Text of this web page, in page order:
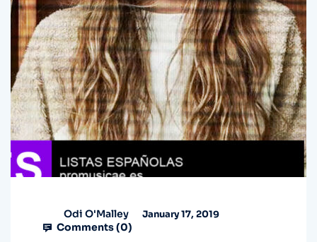
Odi O'Malley January 17, 2019
Comments (0)